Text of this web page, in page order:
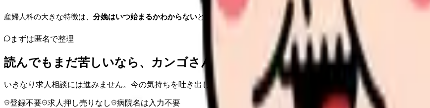
産婦人科の大きな特徴は、 分娩はいつ始まるかわからないということです。スケジュール通りに進まないことが多く、急な帝
まずは匿名で整理
読んでもまだ苦しいなら、カンゴさんの部屋で少し話してみませんか。
いきなり求人相談には進みません。今の気持ちを吐き出して、何がつらいのか、辞めるべきか、少し休むべきかを一緒
登録不要 求人押し売りなし
病院名は入力不要